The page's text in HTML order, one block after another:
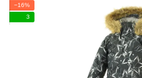
−16%
3